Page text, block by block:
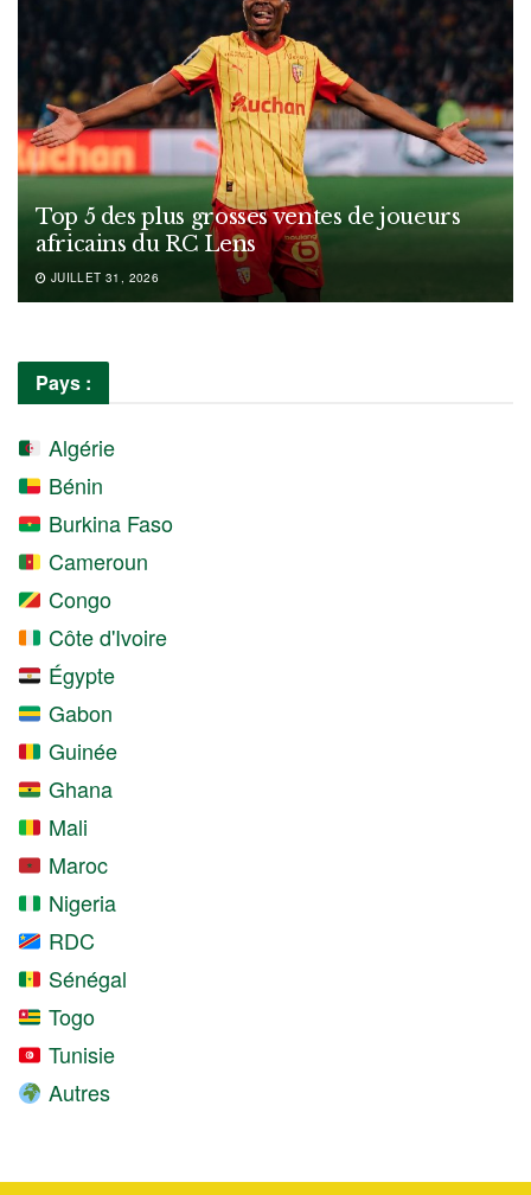
Top 5 des plus grosses ventes de joueurs
africains du RC Lens
JUILLET 31, 2026
Pays :
Algérie
Bénin
Burkina Faso
Cameroun
Congo
Côte d'Ivoire
Égypte
Gabon
Guinée
Ghana
Mali
Maroc
Nigeria
RDC
Sénégal
Togo
Tunisie
Autres